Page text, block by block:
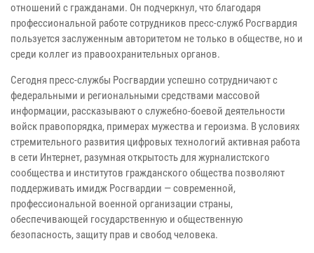
отношений с гражданами. Он подчеркнул, что благодаря
профессиональной работе сотрудников пресс-служб Росгвардия
пользуется заслуженным авторитетом не только в обществе, но и
среди коллег из правоохранительных органов.
Сегодня пресс-службы Росгвардии успешно сотрудничают с
федеральными и региональными средствами массовой
информации, рассказывают о служебно-боевой деятельности
войск правопорядка, примерах мужества и героизма. В условиях
стремительного развития цифровых технологий активная работа
в сети Интернет, разумная открытость для журналистского
сообщества и институтов гражданского общества позволяют
поддерживать имидж Росгвардии — современной,
профессиональной военной организации страны,
обеспечивающей государственную и общественную
безопасность, защиту прав и свобод человека.